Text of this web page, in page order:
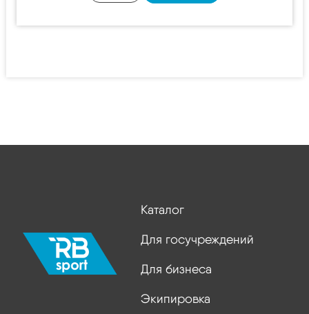
Каталог
Для госучреждений
Для бизнеса
Экипировка